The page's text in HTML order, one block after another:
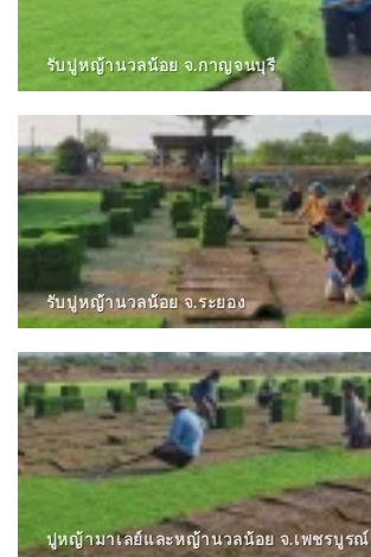
รับปูหญ้านวลน้อย จ.กาญจนบุรี
รับปูหญ้านวลน้อย จ.ระยอง
ปูหญ้ามาเลย์และหญ้านวลน้อย จ.เพชรบูรณ์